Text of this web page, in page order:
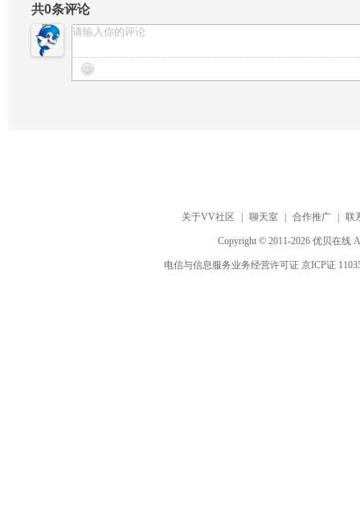
共0条评论
关于VV社区 聊天室 合作推广 联
Copyright © 2011-2026 优贝在线
电信与信息服务业务经营许可证 京ICP证